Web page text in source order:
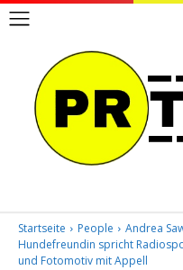
Startseite People
Andrea
Hundefreundin spricht
und Fotomotiv mit Appell